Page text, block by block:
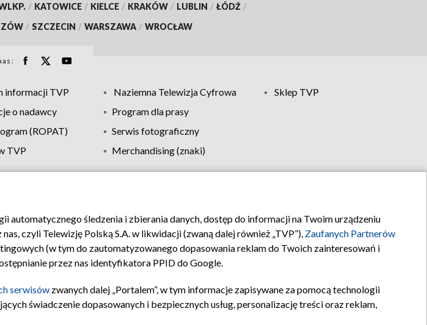
/ KATOWICE / KIELCE / KRAKÓW / LUBLIN / ŁÓDŹ /
/ SZCZECIN / WARSZAWA / WROCŁAW
informacji TVP Naziemna Telewizja Cyfrowa
Sklep TVP
o nadawcy
Program dla prasy
(ROPAT)
Serwis fotograficzny
TVP
Merchandising (znaki)
Moje zgody Pomoc Biuro reklamy Kontakt
śledzenia i zbierania danych, dostęp do informacji na Twoim urządzeniu
czyli Telewizję Polską S.A. w likwidacji (zwaną dalej również „TVP”), Zaufanych Partnerów
(w tym do zautomatyzowanego dopasowania reklam do Twoich zainteresowań i
przez nas identyfikatora PPID do Google.
serwisów zwanych dalej „Portalem”, w tym informacje zapisywane za pomocą technologii
świadczenie dopasowanych i bezpiecznych usług, personalizację treści oraz reklam,